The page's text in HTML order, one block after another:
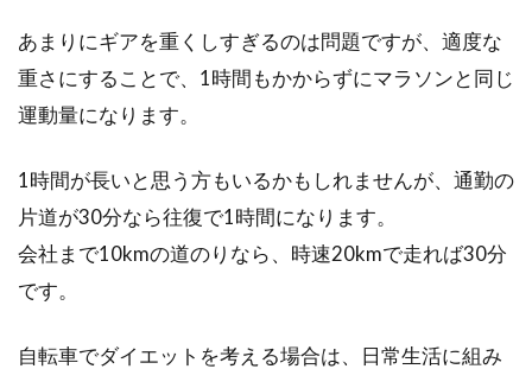
あまりにギアを重くしすぎるのは問題ですが、適度な
重さにすることで、1時間もかからずにマラソンと同じ
運動量になります。
1時間が長いと思う方もいるかもしれませんが、通勤の
片道が30分なら往復で1時間になります。
会社まで10kmの道のりなら、時速20kmで走れば30分
です。
自転車でダイエットを考える場合は、日常生活に組み